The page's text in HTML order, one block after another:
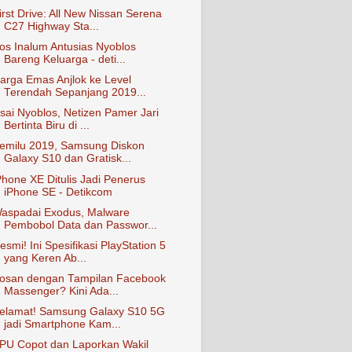
Drive: All New Nissan Serena
C27 Highway Sta...
Inalum Antusias Nyoblos
Bareng Keluarga - deti...
Emas Anjlok ke Level
Terendah Sepanjang 2019...
Nyoblos, Netizen Pamer Jari
Bertinta Biru di ...
2019, Samsung Diskon
Galaxy S10 dan Gratisk...
XE Ditulis Jadi Penerus
iPhone SE - Detikcom
Exodus, Malware
Pembobol Data dan Passwor...
Ini Spesifikasi PlayStation 5
yang Keren Ab...
dengan Tampilan Facebook
Massenger? Kini Ada...
Samsung Galaxy S10 5G
jadi Smartphone Kam...
Copot dan Laporkan Wakil